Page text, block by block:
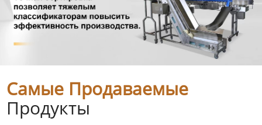
Самые Продаваемые
Продукты